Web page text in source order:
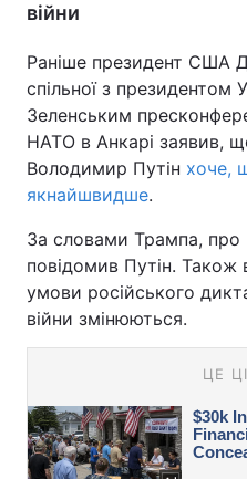
війни
Раніше президент США
спільної з
Зеленським
НАТО в Анкарі заявив,
Володимир Путін хоче,
якнайшвидше.
За словами Трампа,
повідомив Путін. Також
умови російського
війни змінюються.